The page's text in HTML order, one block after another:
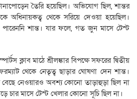
তৈরি হয়েছিল। অভিযোগ ছিল, শান্তর
অধিনায়কত্ব থেকে সরিয়ে দেওয়া হয়েছিল।
শান্ত। যার ফলে, গত জুন মাসে টেস্ট
ক্লাব মাঠে শ্রীলঙ্কার বিপক্ষে সফরের দ্বিতীয়
থেকে নেতৃত্ব ছাড়ার ঘোষণা দেন শান্ত।
নেওয়ারও অবশ্য কোনো তাড়াহুড়া ছিল না
চার মাসে টেস্ট খেলার কোনো সূচি ছিল না।